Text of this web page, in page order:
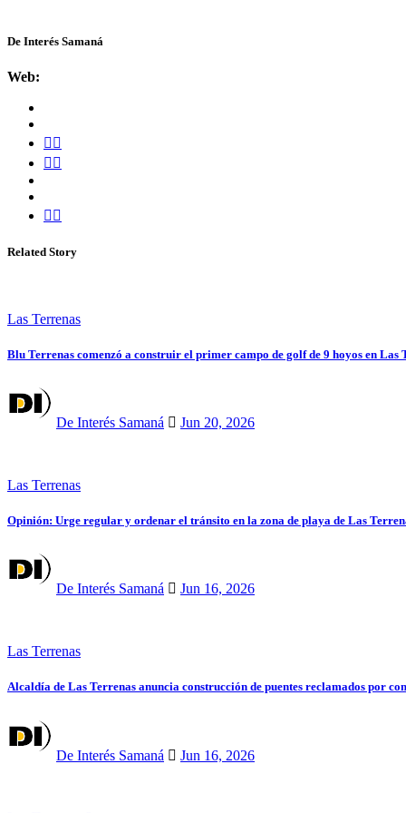
De Interés Samaná
Web:
Related Story
Las Terrenas
Blu Terrenas comenzó a construir el primer campo de golf de 9 hoyos en Las
De Interés Samaná Jun 20, 2026
Las Terrenas
Opinión: Urge regular y ordenar el tránsito en la zona de playa de Las
De Interés Samaná Jun 16, 2026
Las Terrenas
Alcaldía de Las Terrenas anuncia construcción de puentes reclamados por
De Interés Samaná Jun 16, 2026